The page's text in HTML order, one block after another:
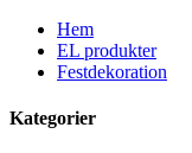
Hem
EL produkter
Festdekoration
Kategorier